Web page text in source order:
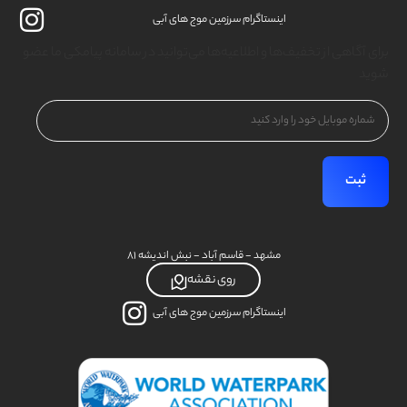
اینستاگرام سرزمین موج های آبی
شماره
موبایل
(Required)
اینستاگرام سرزمین موج های آبی
روی نقشه
مشهد - قاسم آباد - نبش اندیشه ۸۱